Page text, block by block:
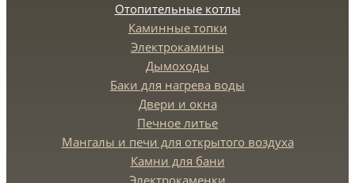
Отопительные котлы
Каминные топки
Электрокамины
Дымоходы
Баки для нагрева воды
Двери и окна
Печное литье
Мангалы и печи для открытого воздуха
Камни для бани
Электрокаменки